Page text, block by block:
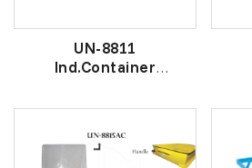
UN-8811
Ind.Container